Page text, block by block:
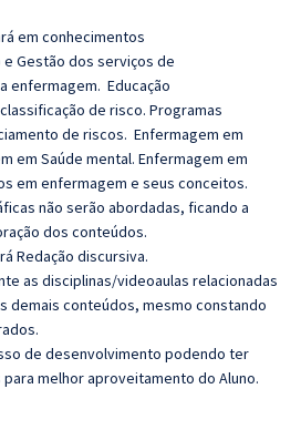
em conhecimentos
Gestão dos serviços de
enfermagem. Educação
de risco. Programas
de riscos. Enfermagem em
em Saúde mental. Enfermagem em
em enfermagem e seus conceitos.
não serão abordadas, ficando a
dos conteúdos.
Redação discursiva.
as disciplinas/videoaulas relacionadas
demais conteúdos, mesmo constando
de desenvolvimento podendo ter
melhor aproveitamento do Aluno.